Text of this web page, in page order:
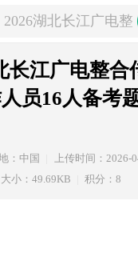
2026湖北长江广电
长江广电整合
员16人备考
：中国 上传时间：2026-
大小：49.69KB 积分：8